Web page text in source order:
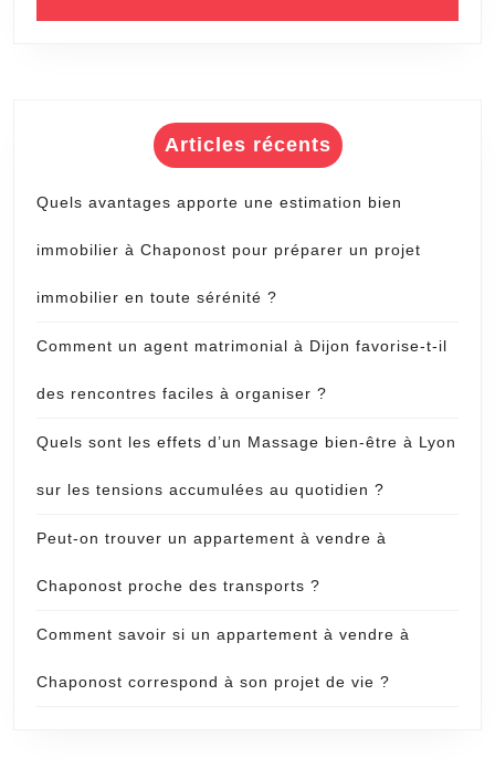
Articles récents
Quels avantages apporte une estimation bien
immobilier à Chaponost pour préparer un projet
immobilier en toute sérénité ?
Comment un agent matrimonial à Dijon favorise-t-il
des rencontres faciles à organiser ?
Quels sont les effets d’un Massage bien-être à Lyon
sur les tensions accumulées au quotidien ?
Peut-on trouver un appartement à vendre à
Chaponost proche des transports ?
Comment savoir si un appartement à vendre à
Chaponost correspond à son projet de vie ?